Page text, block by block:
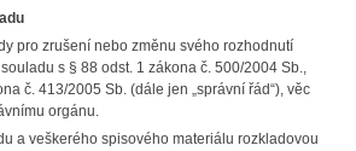
pro zrušení nebo změnu svého rozhodnutí
s § 88 odst. 1 zákona č. 500/2004 Sb.,
č. 413/2005 Sb. (dále jen „správní řád“), věc
orgánu.
a veškerého spisového materiálu rozkladovou